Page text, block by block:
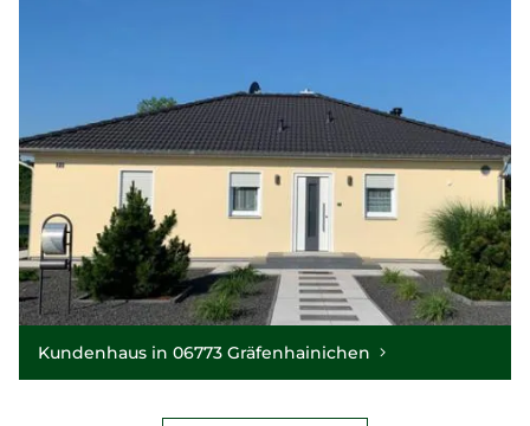
Kundenhaus in 06773 Gräfenhainichen